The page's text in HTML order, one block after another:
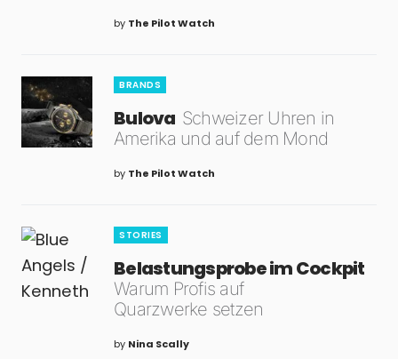
by The Pilot Watch
BRANDS
Bulova Schweizer Uhren in
Amerika und auf dem Mond
by The Pilot Watch
STORIES
Belastungsprobe im Cockpit
Warum Profis auf
Quarzwerke setzen
by Nina Scally